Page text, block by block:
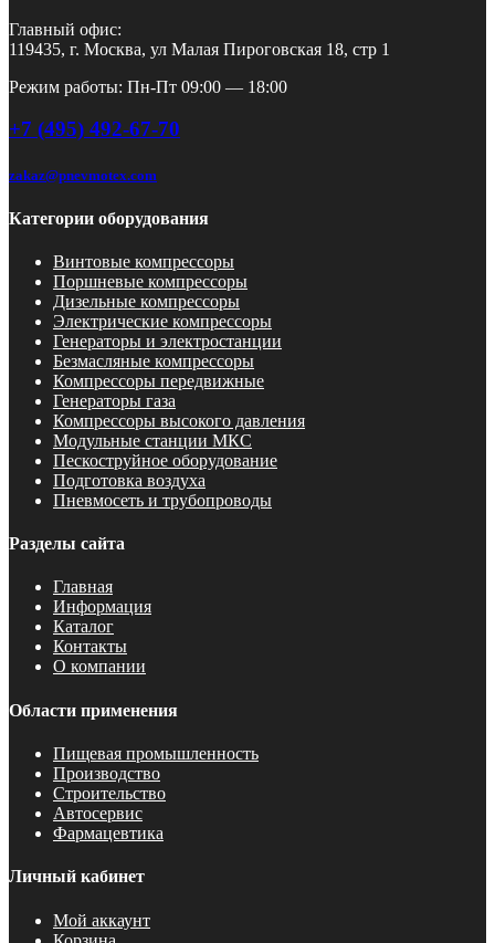
Главный офис:
119435, г. Москва, ул Малая Пироговская 18, стр 1
Режим работы: Пн-Пт 09:00 — 18:00
+7 (495) 492-67-70
zakaz@pnevmotex.com
Категории оборудования
Винтовые компрессоры
Поршневые компрессоры
Дизельные компрессоры
Электрические компрессоры
Генераторы и электростанции
Безмасляные компрессоры
Компрессоры передвижные
Генераторы газа
Компрессоры высокого давления
Модульные станции МКС
Пескоструйное оборудование
Подготовка воздуха
Пневмосеть и трубопроводы
Разделы сайта
Главная
Информация
Каталог
Контакты
О компании
Области применения
Пищевая промышленность
Производство
Строительство
Автосервис
Фармацевтика
Личный кабинет
Мой аккаунт